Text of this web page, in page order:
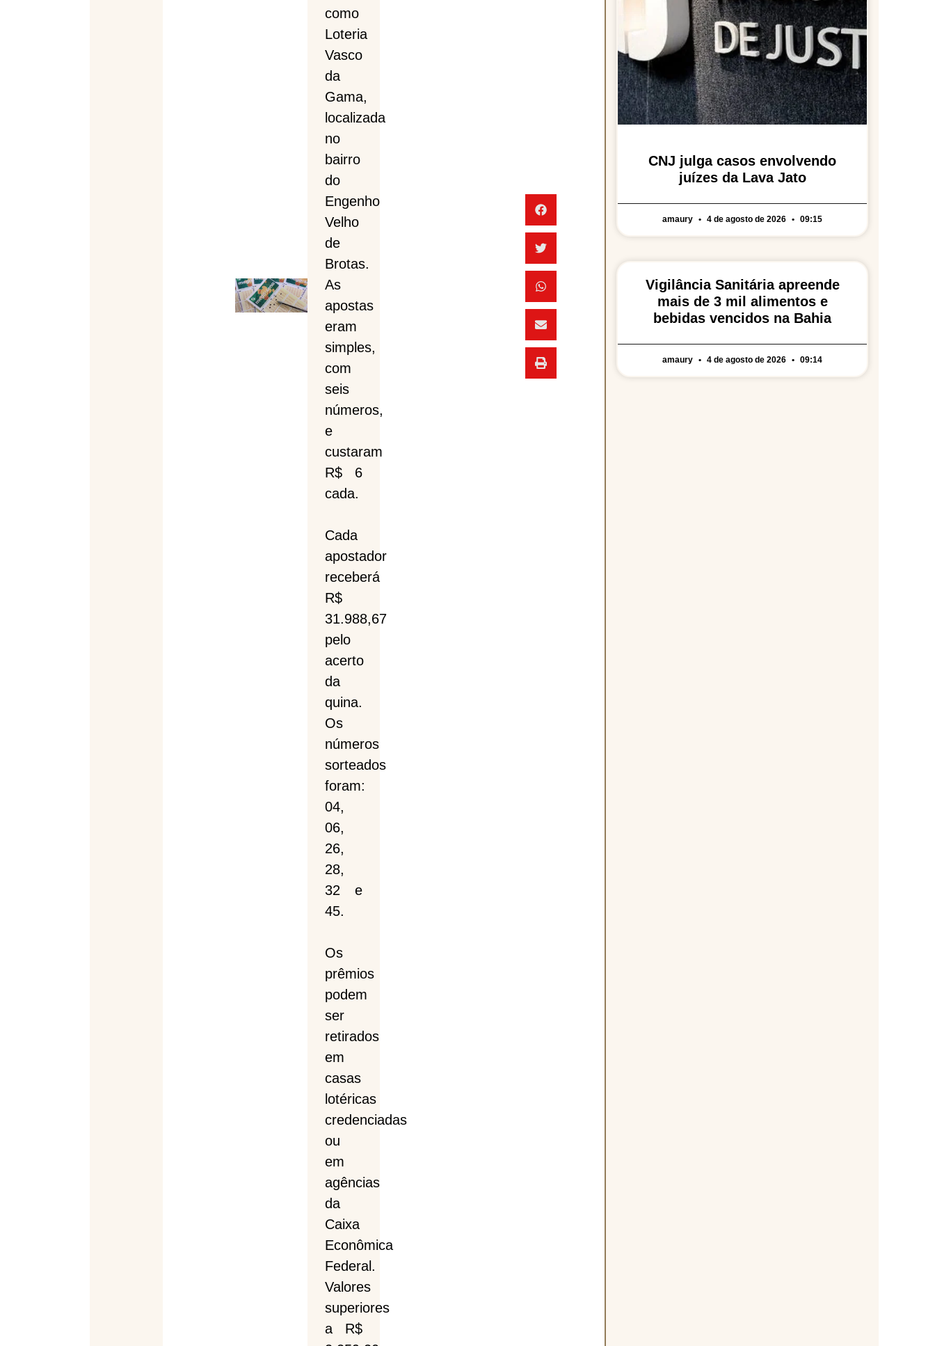
como
Loteria
Vasco
da
Gama,
localizada
no
bairro
do
Engenho
Velho
de
Brotas.
As
apostas
eram
simples,
com
seis
números,
e
custaram
R$ 6
cada.
Cada
apostador
receberá
R$
31.988,67
pelo
acerto
da
quina.
Os
números
sorteados
foram:
04,
06,
26,
28,
32 e
45.
Os
prêmios
podem
ser
retirados
em
casas
lotéricas
credenciadas
ou
em
agências
da
Caixa
Econômica
Federal.
Valores
superiores
a R$
CNJ julga casos envolvendo
juízes da Lava Jato
amaury 4 de agosto de 2026 09:15
Vigilância Sanitária apreende
mais de 3 mil alimentos e
bebidas vencidos na Bahia
amaury 4 de agosto de 2026 09:14